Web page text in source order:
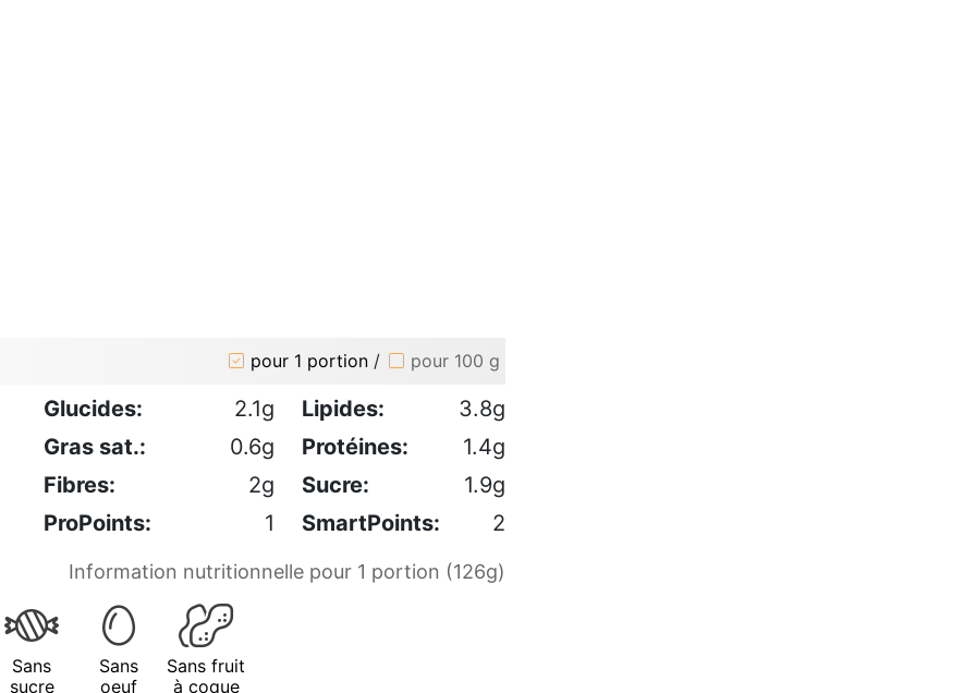
pour 1 portion / pour 100 g
Glucides: 2.1g Lipides:
3.8g
Gras sat.:
0.6g Protéines:
1.4g
Fibres:
2g Sucre:
1.9g
ProPoints:
1 SmartPoints: 2
Information nutritionnelle pour 1 portion (126g)
Sans
sucre
Sans
oeuf
Sans fruit
à coque